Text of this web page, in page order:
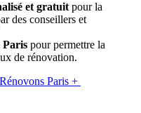
et gratuit pour la
des conseillers et
Paris pour permettre la
de rénovation.
Paris +